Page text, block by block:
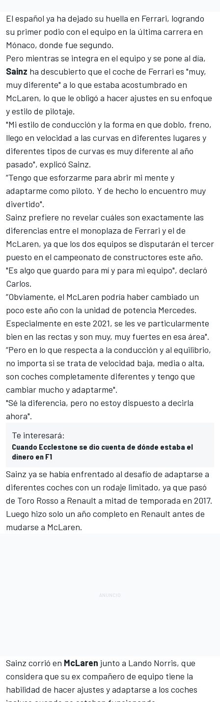
El español ya ha dejado su huella en Ferrari, logrando
su primer podio con el equipo en la última carrera en
Mónaco, donde fue segundo.
Pero mientras se integra en el equipo y se pone al día,
Sainz ha descubierto que el coche de Ferrari es "muy,
muy diferente" a lo que estaba acostumbrado en
McLaren, lo que le obligó a hacer ajustes en su enfoque
y estilo de pilotaje.
"Mi estilo de conducción y la forma en que doblo, freno,
llego en velocidad a las curvas en diferentes lugares y
diferentes tipos de curvas es muy diferente al año
pasado", explicó Sainz.
“Tengo que esforzarme para abrir mi mente y
adaptarme como piloto. Y de hecho lo encuentro muy
divertido".
Sainz prefiere no revelar cuáles son exactamente las
diferencias entre el monoplaza de Ferrari y el de
McLaren, ya que los dos equipos se disputarán el tercer
puesto en el campeonato de constructores este año.
"Es algo que guardo para mí y para mi equipo", declaró
Carlos.
“Obviamente, el McLaren podría haber cambiado un
poco este año con la unidad de potencia Mercedes.
Especialmente en este 2021, se les ve particularmente
bien en las rectas y son muy, muy fuertes en esa área".
“Pero en lo que respecta a la conducción y al equilibrio,
no importa si se trata de velocidad baja, media o alta,
son coches completamente diferentes y tengo que
cambiar mucho y adaptarme".
"Sé la diferencia, pero no estoy dispuesto a decirla
ahora".
Te interesará:
Cuando Ecclestone se dio cuenta de dónde estaba el
dinero en F1
Sainz ya se había enfrentado al desafío de adaptarse a
diferentes coches con un rodaje limitado, ya que pasó
de Toro Rosso a Renault a mitad de temporada en 2017.
Luego hizo solo un año completo en Renault antes de
mudarse a McLaren.
Sainz corrió en McLaren junto a Lando Norris, que
considera que su ex compañero de equipo tiene la
habilidad de hacer ajustes y adaptarse a los coches